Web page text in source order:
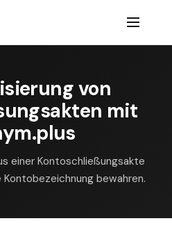
von
mit
einer Kontoschließungsakte
bewahren.